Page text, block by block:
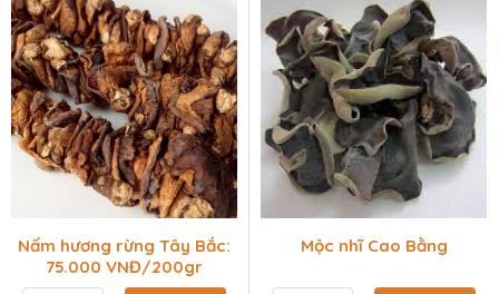
Nấm hương rừng Tây Bắc:
75.000 VNĐ/200gr
Mộc nhĩ Cao Bằng